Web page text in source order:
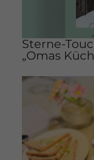
Sterne-
„Omas